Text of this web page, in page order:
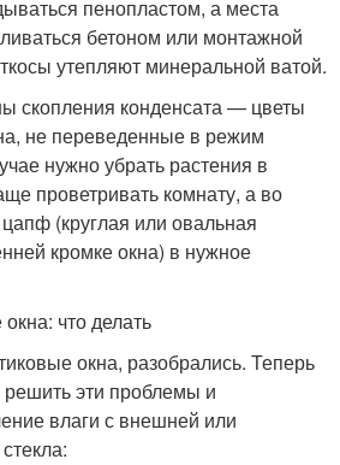
пенопластом, а места
бетоном или монтажной
утепляют минеральной ватой.
скопления конденсата — цветы
не переведенные в режим
нужно убрать растения в
проветривать комнату, а во
(круглая или овальная
кромке окна) в нужное
что делать
окна, разобрались. Теперь
решить эти проблемы и
влаги с внешней или